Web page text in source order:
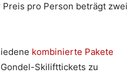
pro Person beträgt zwei
kombinierte Pakete
Skilifttickets zu